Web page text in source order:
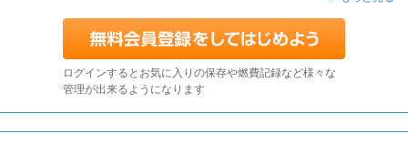
ログインするとお気に入りの保存や燃費記録など様々な
管理が出来るようになります